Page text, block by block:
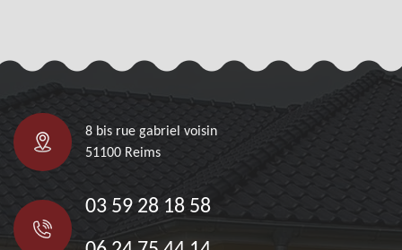
8 bis rue gabriel voisin
51100 Reims
03 59 28 18 58